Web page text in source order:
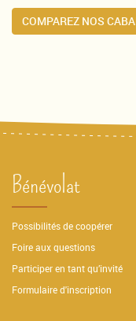
COMPAREZ NOS
Bénévolat
Possibilités de coopérer
Foire aux questions
Participer en tant qu’invité
Formulaire d'inscription